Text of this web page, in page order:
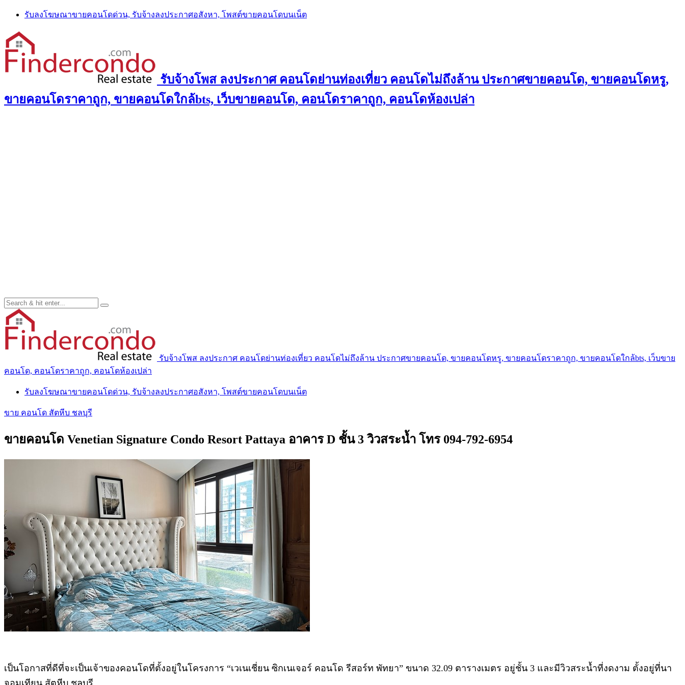
Skip
content
รับลงโฆษณาขายคอนโดด่วน, รับจ้างลงประกาศอสังหา, โพสต์ขายคอนโดบนเน็ต
รับจ้างโพส ลงประกาศ คอนโดย่านท่องเที่ยว คอนโดไม่ถึงล้าน ประกาศขายคอนโด, ขายคอนโดหรู,
ขายคอนโดราคาถูก, ขายคอนโดใกล้bts, เว็บขายคอนโด, คอนโดราคาถูก, คอนโดห้องเปล่า
รับจ้างโพส ลงประกาศ คอนโดย่านท่องเที่ยว คอนโดไม่ถึงล้าน ประกาศขายคอนโด, ขายคอนโดหรู, ขายคอนโดราคาถูก, ขายคอนโดใกล้bts, เว็บขาย
คอนโด, คอนโดราคาถูก, คอนโดห้องเปล่า
รับลงโฆษณาขายคอนโดด่วน, รับจ้างลงประกาศอสังหา, โพสต์ขายคอนโดบนเน็ต
ขาย คอนโด สัตหีบ ชลบุรี
ขายคอนโด Venetian Signature Condo Resort Pattaya อาคาร D ชั้น 3 วิวสระน้ำ โทร 094-792-6954
เป็นโอกาสที่ดีที่จะเป็นเจ้าของคอนโดที่ตั้งอยู่ในโครงการ “เวเนเชี่ยน ซิกเนเจอร์ คอนโด รีสอร์ท พัทยา” ขนาด 32.09 ตารางเมตร อยู่ชั้น 3 และมีวิวสระน้ำที่งดงาม ตั้งอยู่ที่นา
จอมเทียน สัตหีบ ชลบุรี